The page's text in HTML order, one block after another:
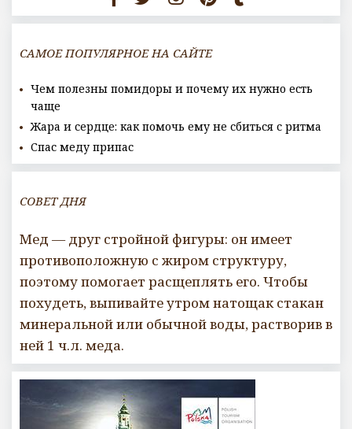
САМОЕ ПОПУЛЯРНОЕ НА САЙТЕ
Чем полезны помидоры и почему их нужно есть
чаще
Жара и сердце: как помочь ему не сбиться с ритма
Спас меду припас
СОВЕТ ДНЯ
Мед — друг стройной фигуры: он имеет
противоположную с жиром структуру,
поэтому помогает расщеплять его. Чтобы
похудеть, выпивайте утром натощак стакан
минеральной или обычной воды, растворив в
ней 1 ч.л. меда.